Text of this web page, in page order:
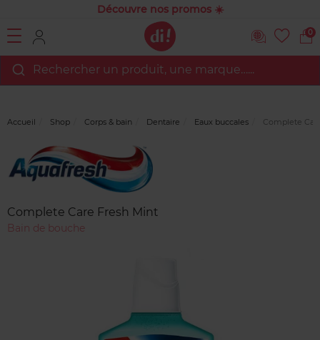
Découvre nos promos ☀️
0
Rechercher un produit, une marque…...
Accueil Shop Corps & bain Dentaire Eaux buccales Complete
Complete Care Fresh Mint
Bain de bouche